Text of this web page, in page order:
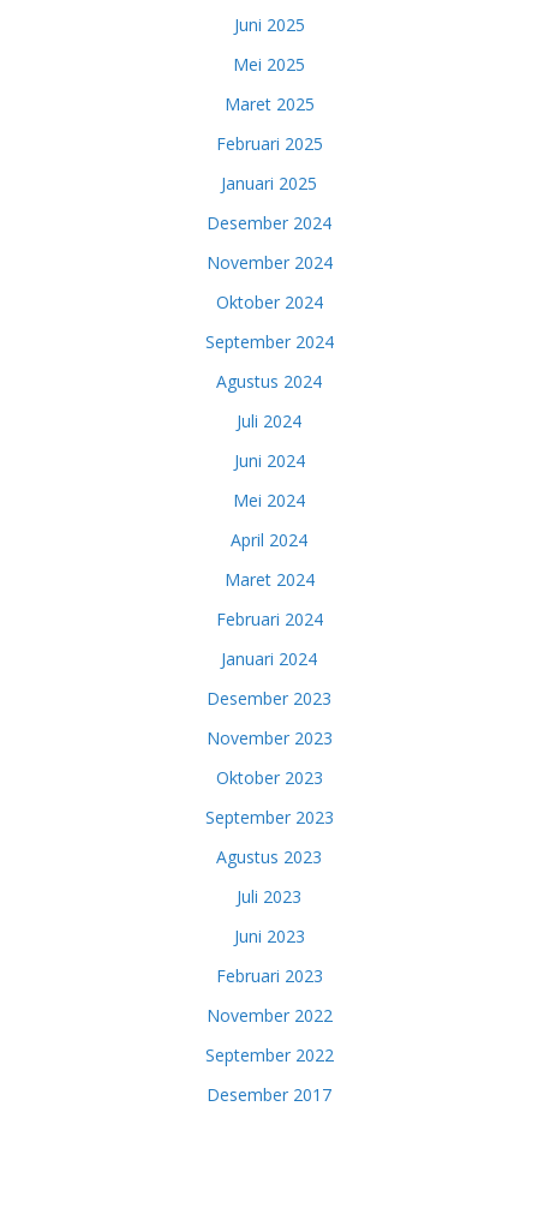
Juni 2025
Mei 2025
Maret 2025
Februari 2025
Januari 2025
Desember 2024
November 2024
Oktober 2024
September 2024
Agustus 2024
Juli 2024
Juni 2024
Mei 2024
April 2024
Maret 2024
Februari 2024
Januari 2024
Desember 2023
November 2023
Oktober 2023
September 2023
Agustus 2023
Juli 2023
Juni 2023
Februari 2023
November 2022
September 2022
Desember 2017